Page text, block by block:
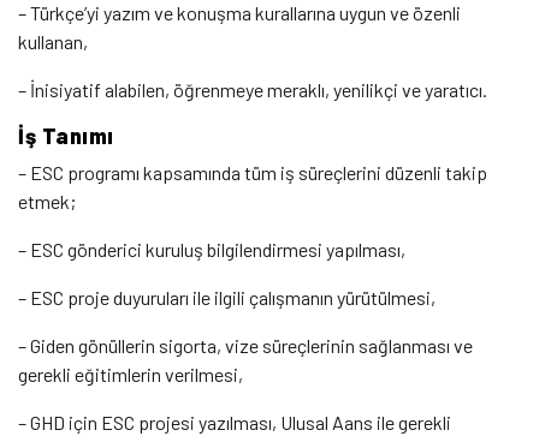
– Türkçe’yi yazım ve konuşma kurallarına uygun ve özenli
kullanan,
– İnisiyatif alabilen, öğrenmeye meraklı, yenilikçi ve yaratıcı.
İş Tanımı
– ESC programı kapsamında tüm iş süreçlerini düzenli takip
etmek;
– ESC gönderici kuruluş bilgilendirmesi yapılması,
– ESC proje duyuruları ile ilgili çalışmanın yürütülmesi,
– Giden gönüllerin sigorta, vize süreçlerinin sağlanması ve
gerekli eğitimlerin verilmesi,
– GHD için ESC projesi yazılması, Ulusal Aans ile gerekli